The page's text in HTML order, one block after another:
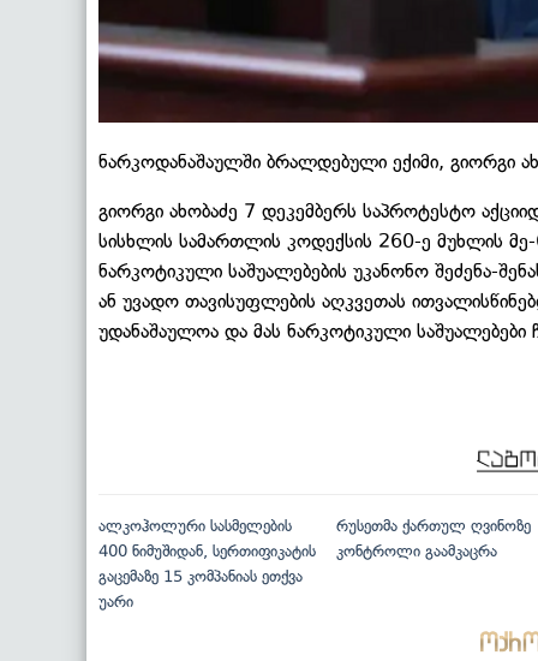
ნარკოდანაშაულში ბრალდებული ექიმი, გიორგი
გიორგი ახობაძე 7 დეკემბერს საპროტესტო
სისხლის სამართლის კოდექსის 260-ე მუხლის
ნარკოტიკული საშუალებების უკანონო შეძენა-
ან უვადო თავისუფლების აღკვეთას
უდანაშაულოა და მას ნარკოტიკული საშუალებები
ალკოჰოლური სასმელების
400 ნიმუშიდან, სერთიფიკატის
გაცემაზე 15 კომპანიას ეთქვა
უარი
რუსეთმა ქართულ ღვინოზე
კონტროლი გაამკაცრა